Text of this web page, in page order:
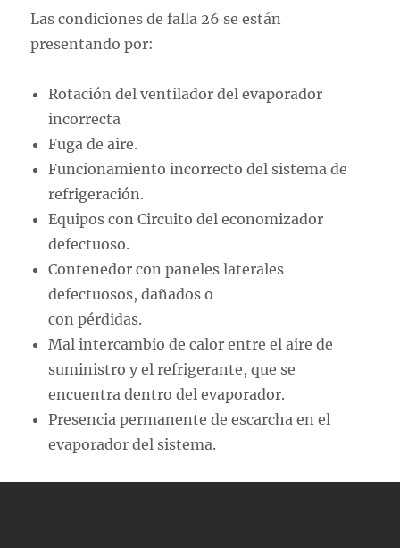
Las condiciones de falla 26 se están
presentando por:
Rotación del ventilador del evaporador
incorrecta
Fuga de aire.
Funcionamiento incorrecto del sistema de
refrigeración.
Equipos con Circuito del economizador
defectuoso.
Contenedor con paneles laterales
defectuosos, dañados o
con pérdidas.
Mal intercambio de calor entre el aire de
suministro y el refrigerante, que se
encuentra dentro del evaporador.
Presencia permanente de escarcha en el
evaporador del sistema.